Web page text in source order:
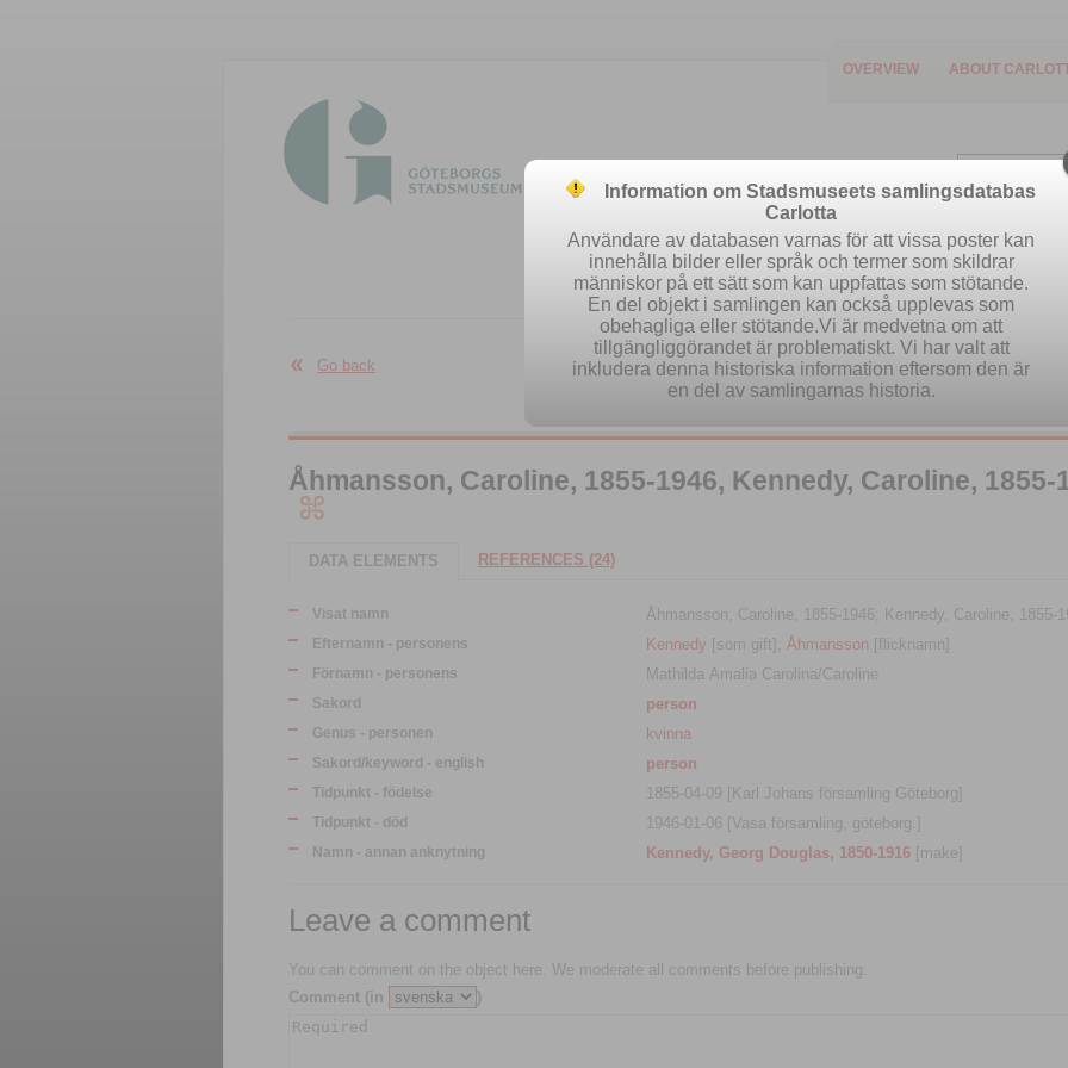
OVERVIEW ABOUT
Easy search Advanced search
Go back
Åhmansson, Caroline, 1855-1946, Kennedy, Caroline,
DATA ELEMENTS REFERENCES (24)
Visat namn Åhmansson, Caroline, 1855-1946; Kennedy, Caroline, 1855-
Efternamn - personens Kennedy [som gift]; Åhmansson [flicknamn]
Förnamn - personens Mathilda Amalia Carolina/Caroline
Sakord person
Genus - personen kvinna
Sakord/keyword - english person
Tidpunkt - födelse 1855-04-09 [Karl Johans församling Göteborg]
Tidpunkt - död 1946-01-06 [Vasa församling, göteborg.]
Namn - annan anknytning Kennedy, Georg Douglas, 1850-1916[make]
Leave a comment
You can comment on the object here. We moderate all comments before publishing.
Comment (in
)
Information om Stadsmuseets samlingsdatabas
Carlotta
Användare av databasen varnas för att vissa poster kan
innehålla bilder eller språk och termer som skildrar
människor på ett sätt som kan uppfattas som stötande.
En del objekt i samlingen kan också upplevas som
obehagliga eller stötande.Vi är medvetna om att
tillgängliggörandet är problematiskt. Vi har valt att
inkludera denna historiska information eftersom den är
en del av samlingarnas historia.